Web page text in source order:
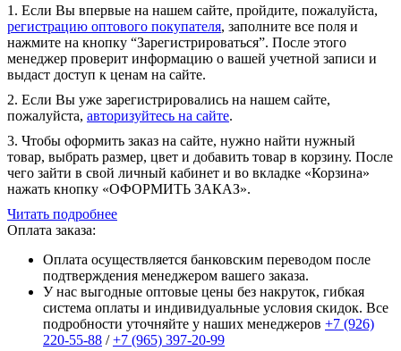
1. Если Вы впервые на нашем сайте, пройдите, пожалуйста,
регистрацию оптового покупателя, заполните все поля и
нажмите на кнопку “Зарегистрироваться”. После этого
менеджер проверит информацию о вашей учетной записи и
выдаст доступ к ценам на сайте.
2. Если Вы уже зарегистрировались на нашем сайте,
пожалуйста, авторизуйтесь на сайте.
3. Чтобы оформить заказ на сайте, нужно найти нужный
товар, выбрать размер, цвет и добавить товар в корзину. После
чего зайти в свой личный кабинет и во вкладке «Корзина»
нажать кнопку «ОФОРМИТЬ ЗАКАЗ».
Читать подробнее
Оплата заказа:
Оплата осуществляется банковским переводом после
подтверждения менеджером вашего заказа.
У нас выгодные оптовые цены без накруток, гибкая
система оплаты и индивидуальные условия скидок. Все
подробности уточняйте у наших менеджеров +7 (926)
220-55-88 /+7 (965) 397-20-99